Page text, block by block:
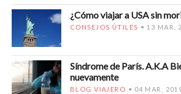
¿Cómo viajar a USA sin
CONSEJOS ÚTILES 13 MAR,
Síndrome de París. A.K.A
nuevamente
BLOG VIAJERO 04 MAR,